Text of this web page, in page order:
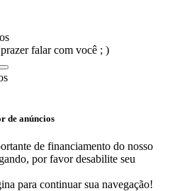
falar com você ; )
de anúncios
de financiamento do nosso
por favor desabilite seu
para continuar sua navegação!